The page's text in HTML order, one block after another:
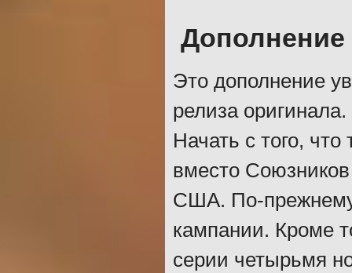
Это дополнение
релиза
Начать с того,
вместо
США. По-прежнему
кампании. Кроме
серии четырьмя